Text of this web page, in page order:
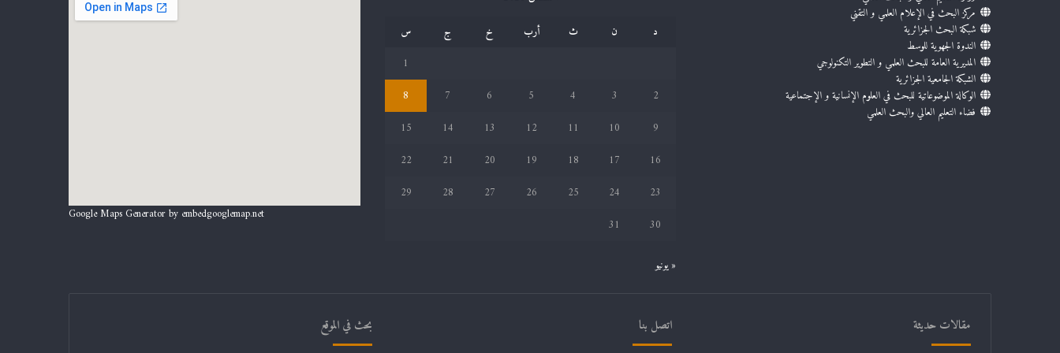
مركز البحث في الإعلام العلمي و التقني
شبكة البحث الجزائرية
الندوة الجهوية للوسط
المديرية العامة للبحث العلمي و التطوير التكنولوجي
الشبكة الجامعية الجزائرية
الوكالة الموضوعاتية للبحث في العلوم الإنسانية و الإجتماعية
فضاء التعليم العالي والبحث العلمي
د
ن ث أرب خ ج
س
1
2
3
4
5
6
7
8
9
10
11
12
13
14
15
16
17
18
19
20
21
22
23
24
25
26
27
28
29
30
31
« يونيو
Google Maps Generator by embedgooglemap.net
مقالات حديثة اتصل بنا بحث في الموقع